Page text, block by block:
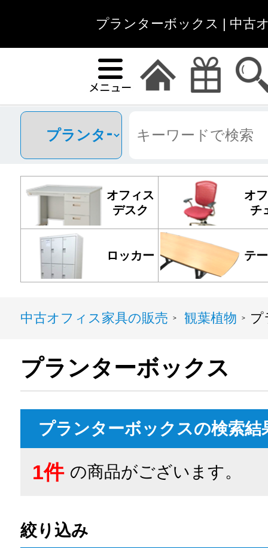
プランターボックス | 中古
オフィス
デスク
オ
チ
ロッカー テ
中古オフィス家具の販売 > 観葉植物 > プ
プランターボックス
プランターボックスの検索結
1件 の商品がございます。
絞り込み